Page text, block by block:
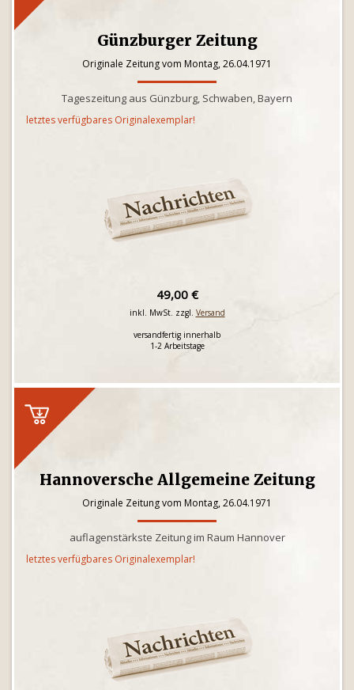
Günzburger Zeitung
Originale Zeitung vom Montag, 26.04.1971
Tageszeitung aus Günzburg, Schwaben, Bayern
letztes verfügbares Originalexemplar!
49,00 €
inkl. MwSt. zzgl. Versand
versandfertig innerhalb
1-2 Arbeitstage
Hannoversche Allgemeine Zeitung
Originale Zeitung vom Montag, 26.04.1971
auflagenstärkste Zeitung im Raum Hannover
letztes verfügbares Originalexemplar!